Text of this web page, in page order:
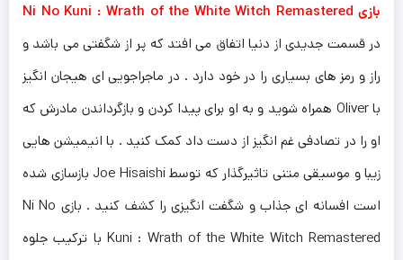
بازی Ni No Kuni : Wrath of the White Witch Remastered
در قسمت جدیدی از دنیا اتفاق می افتد که پر از شگفتی می باشد و
راز و رمز های بسیاری را در خود دارد . در ماجراجویی ای هیجان انگیز
با Oliver همراه شوید و به او برای پیدا کردن و بازگرداندن مادرش که
او را در تصادفی غم انگیز از دست داد کمک کنید . با انیمیشن هایی
زیبا و موسیقی متنی تاثیرگذار که توسط Joe Hisaishi بازسازی شده
است افسانه ای جذاب و شگفت انگیزی را کشف کنید . بازی Ni No
Kuni : Wrath of the White Witch Remastered با ترکیب جلوه